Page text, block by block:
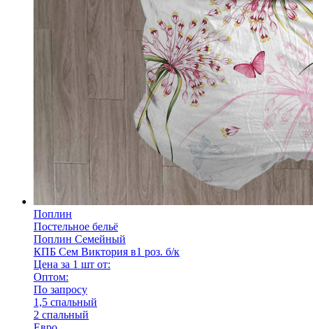
Поплин
Постельное бельё
Поплин Семейный
КПБ Сем Виктория в1 роз. б/к
Цена за 1 шт от:
Оптом:
По запросу
1,5 спальный
2 спальный